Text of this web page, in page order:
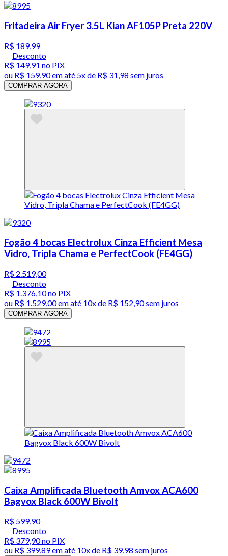
Fritadeira Air Fryer 3.5L Kian AF105P Preta 220V
R$ 189,99
Desconto
R$ 149,91 no PIX
ou R$ 159,90em até 5x de R$ 31,98 sem juros
COMPRAR AGORA
Fogão 4 bocas Electrolux Cinza Efficient Mesa
Vidro, Tripla Chama e PerfectCook (FE4GG)
R$ 2.519,00
Desconto
R$ 1.376,10no PIX
ou R$ 1.529,00em até 10x de R$ 152,90 sem juros
COMPRAR AGORA
Caixa Amplificada Bluetooth Amvox ACA600
Bagvox Black 600W Bivolt
R$ 599,90
Desconto
R$ 379,90no PIX
ou R$ 399,89em até 10x de R$ 39,98 sem juros